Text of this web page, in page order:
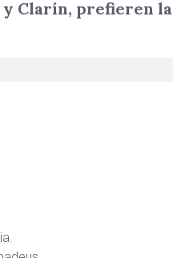
y Clarín, prefieren la